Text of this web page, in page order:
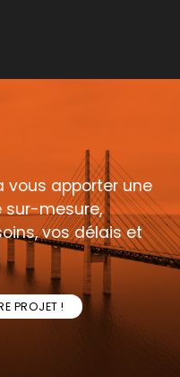
vous apporter une
sur-mesure,
vos délais et
PROJET !